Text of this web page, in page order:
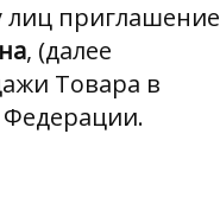
лиц приглашение
, (далее
Товара в
Федерации.